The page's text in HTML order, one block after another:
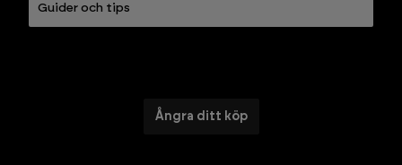
Guider och tips
Ångra ditt köp